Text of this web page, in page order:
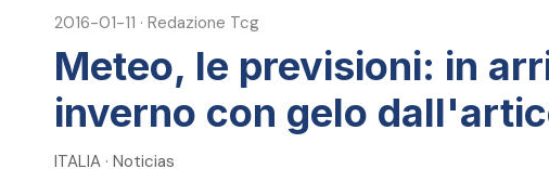
2016-01-11 · Redazione Tcg
Meteo, le previsioni: in
inverno con gelo
ITALIA · Noticias